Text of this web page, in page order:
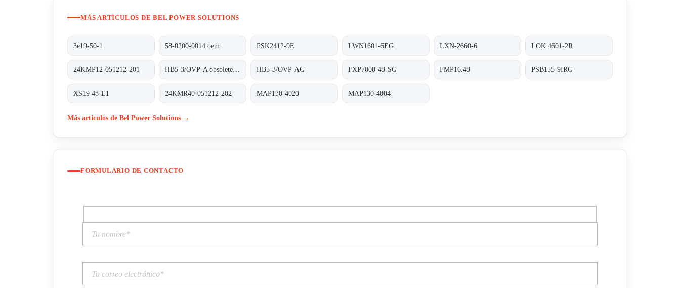
MÁS ARTÍCULOS DE BEL POWER SOLUTIONS
3e19-50-1 58-0200-0014 oem PSK2412-9E LWN1601-6EG LXN-2660-6 LOK 4601-2R
24KMP12-051212-201 HB5-3/OVP-AG FXP7000-48-SG FMP16.48 PSB155-9IRG
XS19 48-E1 24KMR40-051212-202 MAP130-4020 MAP130-4004
Más artículos de Bel Power Solutions →
FORMULARIO DE CONTACTO